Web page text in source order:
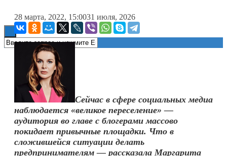
28 марта, 2022, 15:0031 июля, 2026
Сейчас в сфере социальных медиа
наблюдается «великое переселение» —
аудитория во главе с блогерами массово
покидает привычные площадки. Что в
сложившейся ситуации делать
предпринимателям — рассказала Маргарита